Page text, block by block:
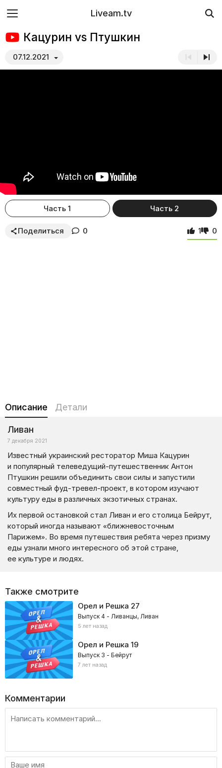
Liveam.tv
Кацурин vs Птушкин
07.12.2021
Часть 1 Часть 2
Поделиться 0 1 0
Описание Детали
Ливан
7 декабря 2021
Известный украинский ресторатор Миша Кацурин
и популярный телеведущий-путешественник Антон
Птушкин решили объединить свои силы и запустили
совместный фуд-тревел-проект, в котором изучают
культуру еды в различных экзотичных странах.
Их первой остановкой стал Ливан и его столица Бейрут,
который иногда называют «ближневосточным
Парижем». Во время путешествия ребята через призму
еды узнали много интересного об этой стране,
ее культуре и людях.
Также смотрите
Орел и Решка 27
Выпуск 4 - Ливанцы, Ливан
5 лет назад
Орел и Решка 19
Выпуск 3 - Бейрут
7 лет назад
Комментарии